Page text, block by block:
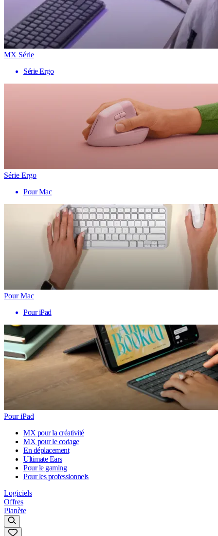
MX Série
Série Ergo
Série Ergo
Pour Mac
Pour Mac
Pour iPad
Pour iPad
MX pour la créativité
MX pour le codage
En déplacement
Ultimate Ears
Pour le gaming
Pour les professionnels
Logiciels
Offres
Planète